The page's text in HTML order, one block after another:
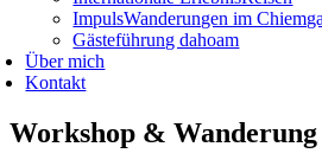
ImpulsWanderungen im
Gästeführung dahoam
Über mich
Kontakt
Workshop &